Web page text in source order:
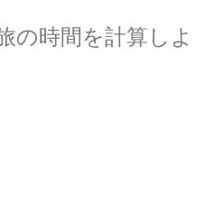
の時間を計算しよ